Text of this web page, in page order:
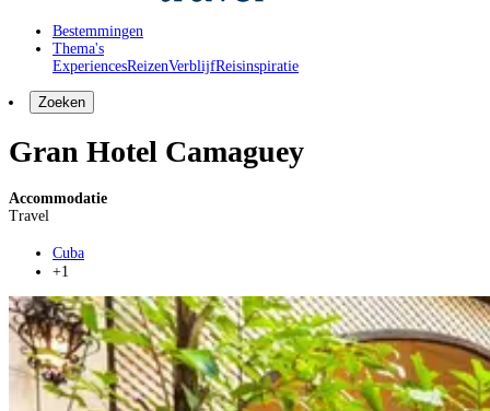
Bestemmingen
Thema's
ExperiencesReizenVerblijfReisinspiratie
Zoeken
Gran Hotel Camaguey
Accommodatie
Travel
Cuba
+1